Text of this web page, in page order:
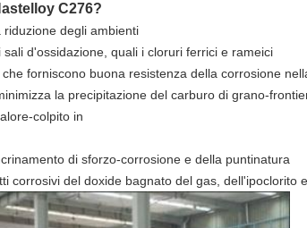
C276?
degli ambienti
d'ossidazione, quali i cloruri ferrici e rameici
forniscono buona resistenza della corrosione
la precipitazione del carburo di grano-
colpito in
di sforzo-corrosione e della puntinatura
corrosivi del doxide bagnato del gas, dell'ipoclorito